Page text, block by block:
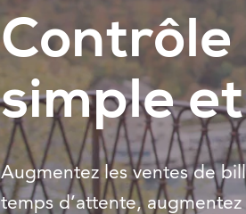
Contrôle
simple
Augmentez les ventes de
temps d’attente,